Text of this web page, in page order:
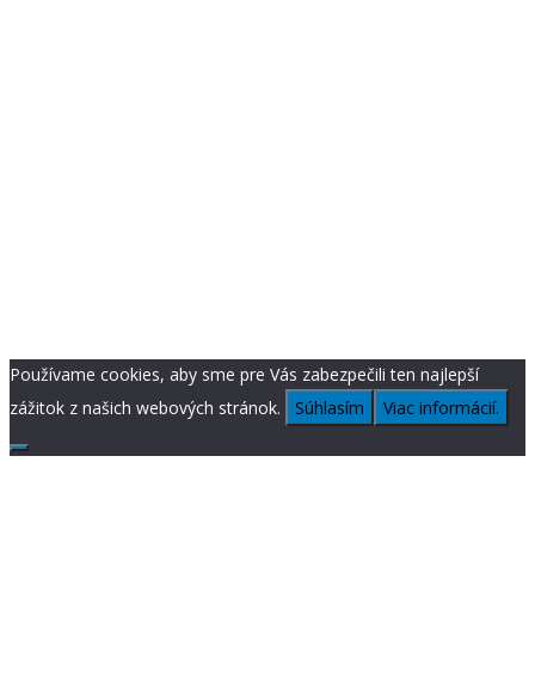
Používame cookies, aby sme pre Vás zabezpečili ten najlepší
zážitok z našich webových stránok.
Súhlasím Viac informácií.